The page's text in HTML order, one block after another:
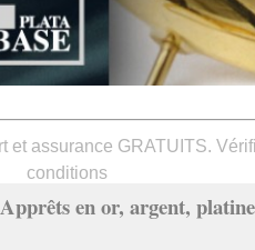
et assurance GRATUITS.
conditions
Apprêts en or, argent,